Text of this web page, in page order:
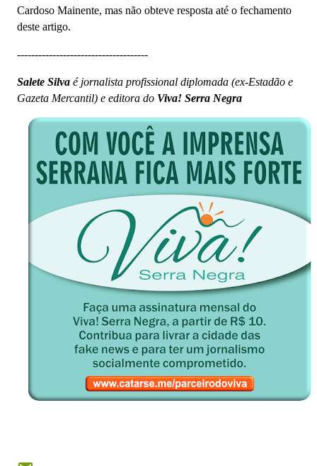
Cardoso Mainente, mas não obteve resposta até o fechamento
deste artigo.
-------------------------------------
Salete Silva é jornalista profissional diplomada (ex-Estadão e
Gazeta Mercantil) e editora do Viva! Serra Negra